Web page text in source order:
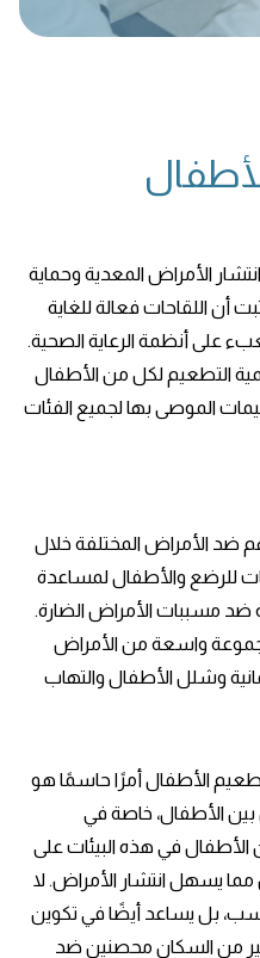
الأمراض المعدية وحماية
أن اللقاحات فعالة للغاية
على أنظمة الرعاية الصحية.
التطعيم لكل من الأطفال
الموصى بها لجميع الفئات
ضد الأمراض المختلفة خلال
للرضع والأطفال لمساعدة
ضد مسببات الأمراض الضارة.
واسعة من الأمراض
وشلل الأطفال والتهاب
الأطفال أمرًا حاسمًا هو
بين الأطفال، خاصة في
الأطفال في هذه البيئات على
يسهل انتشار الأمراض. لا
بل يساعد أيضًا في تكوين
من السكان محصنين ضد